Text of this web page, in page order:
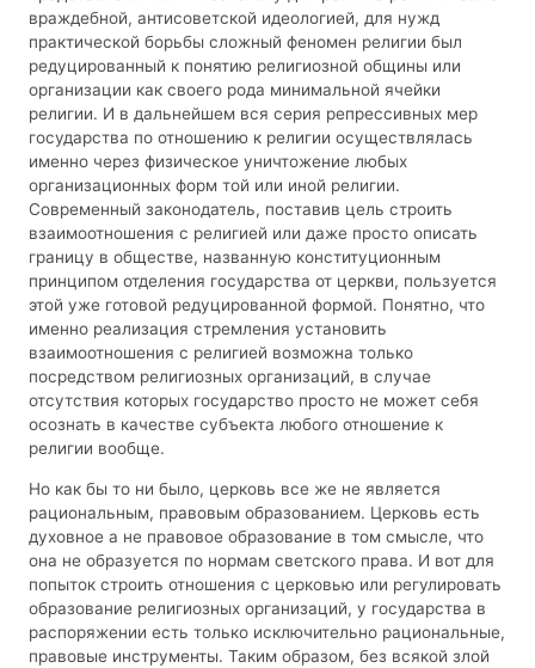
враждебной, антисоветской идеологией, для нужд
практической борьбы сложный феномен религии был
редуцированный к понятию религиозной общины или
организации как своего рода минимальной ячейки
религии. И в дальнейшем вся серия репрессивных мер
государства по отношению к религии осуществлялась
именно через физическое уничтожение любых
организационных форм той или иной религии.
Современный законодатель, поставив цель строить
взаимоотношения с религией или даже просто описать
границу в обществе, названную конституционным
принципом отделения государства от церкви, пользуется
этой уже готовой редуцированной формой. Понятно, что
именно реализация стремления установить
взаимоотношения с религией возможна только
посредством религиозных организаций, в случае
отсутствия которых государство просто не может себя
осознать в качестве субъекта любого отношение к
религии вообще.
Но как бы то ни было, церковь все же не является
рациональным, правовым образованием. Церковь есть
духовное а не правовое образование в том смысле, что
она не образуется по нормам светского права. И вот для
попыток строить отношения с церковью или регулировать
образование религиозных организаций, у государства в
распоряжении есть только исключительно рациональные,
правовые инструменты. Таким образом, без всякой злой